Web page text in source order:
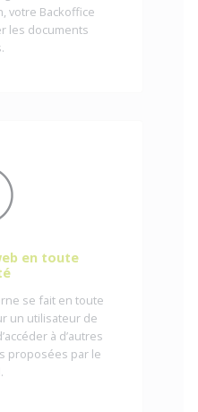
votre Backoffice
les documents
en toute
se fait en toute
un utilisateur de
à d’autres
proposées par le